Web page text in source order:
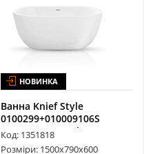
НОВИНКА
Ванна Knief Style
0100299+010009106S
1500х790х600 Gl...
Код: 1351818
Розміри: 1500х790х600